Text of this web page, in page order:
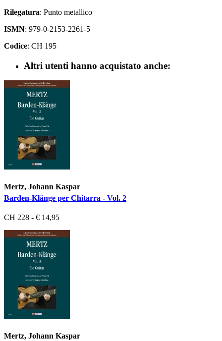
Rilegatura: Punto metallico
ISMN: 979-0-2153-2261-5
Codice: CH 195
Altri utenti hanno acquistato anche:
Mertz, Johann Kaspar
Barden-Klänge per Chitarra - Vol. 2
CH 228 - € 14,95
Mertz, Johann Kaspar